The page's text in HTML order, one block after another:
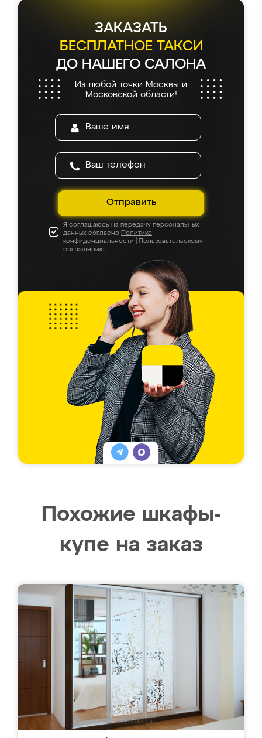
ЗАКАЗАТЬ
БЕСПЛАТНОЕ ТАКСИ
ДО НАШЕГО САЛОНА
Из любой точки Москвы и
Московской области!
Отправить
Я соглашаюсь на передачу персональных
данных согласно Политике
конфиденциальности
Пользовательскому
соглашению
Похожие шкафы-
купе на заказ